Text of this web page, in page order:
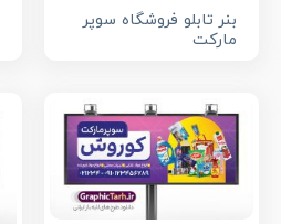
بنر تابلو فروشگاه سوپر
مارکت